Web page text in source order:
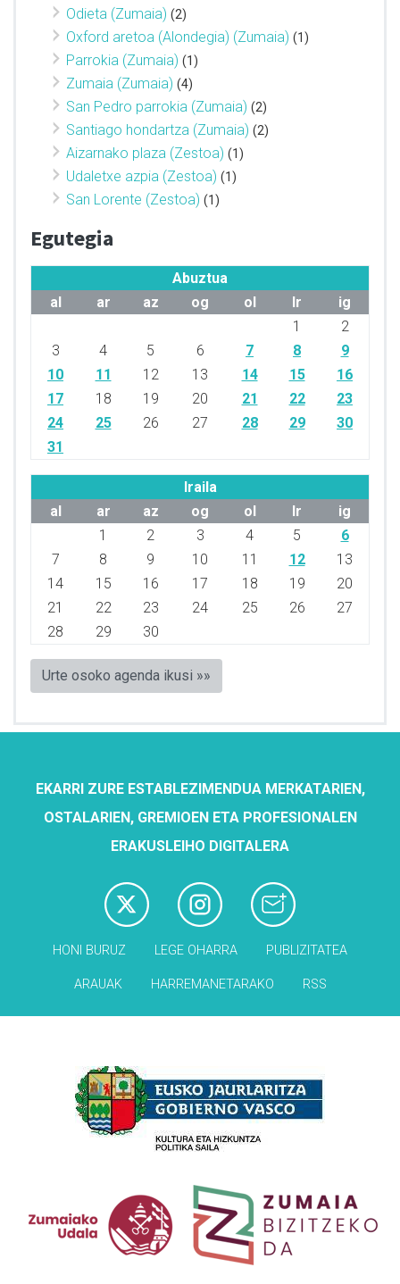
Odieta (Zumaia) (2)
Oxford aretoa (Alondegia) (Zumaia) (1)
Parrokia (Zumaia) (1)
Zumaia (Zumaia) (4)
San Pedro parrokia (Zumaia) (2)
Santiago hondartza (Zumaia) (2)
Aizarnako plaza (Zestoa) (1)
Udaletxe azpia (Zestoa) (1)
San Lorente (Zestoa) (1)
Egutegia
Abuztua
al
ar az og ol lr
ig
1
2
3
4 5 6 7 8
9
10
11 12 13 14 15
16
17
18 19 20 21 22
23
24
25 26 27 28 29
30
31
Iraila
al
ar az og ol lr
ig
1
2 3 4 5
6
7
8 9 10 11 12
13
14
15 16 17 18 19
20
21
22 23 24 25 26
27
28
29 30
Urte osoko agenda ikusi »»
EKARRI ZURE ESTABLEZIMENDUA MERKATARIEN,
OSTALARIEN, GREMIOEN ETA PROFESIONALEN
ERAKUSLEIHO DIGITALERA
HONI BURUZ LEGE OHARRA PUBLIZITATEA
ARAUAK HARREMANETARAKO RSS